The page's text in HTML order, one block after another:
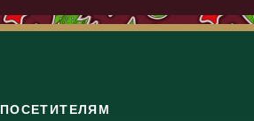
ПОСЕТИТЕЛЯМ